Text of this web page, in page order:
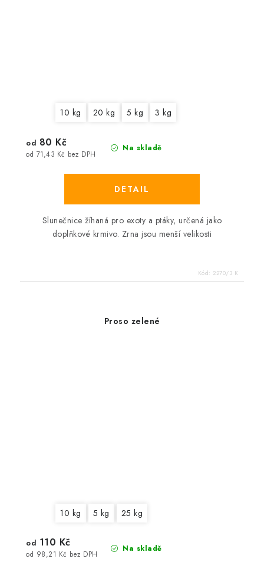
10 kg 20 kg 5 kg 3 kg
Na skladě
od 71,43 Kč bez DPH
od 80 Kč
Slunečnice žíhaná pro exoty a ptáky, určená jako
doplňkové krmivo. Zrna jsou menší velikosti
Kód: 2270/3 K
Proso zelené
10 kg 5 kg 25 kg
Na skladě
od 98,21 Kč bez DPH
od 110 Kč